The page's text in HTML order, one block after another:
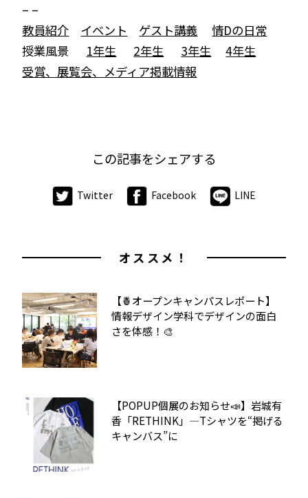
– –
教員紹介
イベント ゲスト講義
情Dの日常
授業風景 1年生 2年生 3年生
4年生
受賞、展覧会、メディア掲載情報
この記事をシェアする
Twitter Facebook LINE
オススメ！
【🍍オープンキャンパスレポート】
情報デザイン学科でデザインの面白
さを体感！🎨
【POPUP個展のお知らせ📣】岩城有
香「RETHINK」—Tシャツを“掲げる
キャンバス”に